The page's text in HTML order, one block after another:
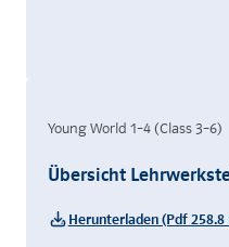
Young World 1–4 (Class 3–6)
Übersicht
Herunterladen (Pdf 258.8